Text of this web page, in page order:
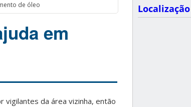
de óleo
em
vigilantes da área vizinha, então